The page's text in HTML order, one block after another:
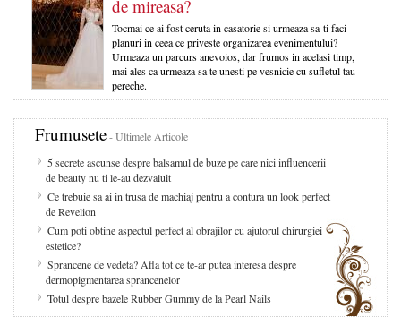
de mireasa?
Tocmai ce ai fost ceruta in casatorie si urmeaza sa-ti faci
planuri in ceea ce priveste organizarea evenimentului?
Urmeaza un parcurs anevoios, dar frumos in acelasi timp,
mai ales ca urmeaza sa te unesti pe vesnicie cu sufletul tau
pereche.
Frumusete- Ultimele Articole
5 secrete ascunse despre balsamul de buze pe care nici influencerii
de beauty nu ti le-au dezvaluit
Ce trebuie sa ai in trusa de machiaj pentru a contura un look perfect
de Revelion
Cum poti obtine aspectul perfect al obrajilor cu ajutorul chirurgiei
estetice?
Sprancene de vedeta? Afla tot ce te-ar putea interesa despre
dermopigmentarea sprancenelor
Totul despre bazele Rubber Gummy de la Pearl Nails